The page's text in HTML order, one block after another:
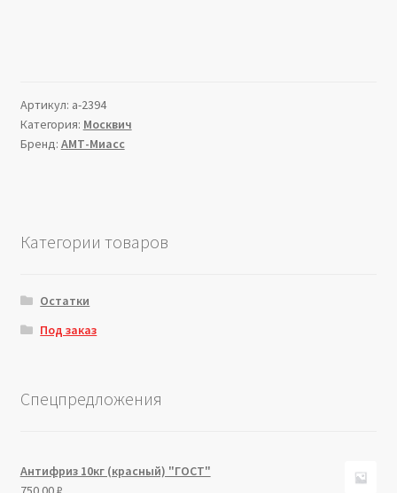
Артикул: a-2394
Категория: Москвич
Бренд: АМТ-Миасс
Категории товаров
Остатки
Под заказ
Спецпредложения
Антифриз 10кг (красный) "ГОСТ"